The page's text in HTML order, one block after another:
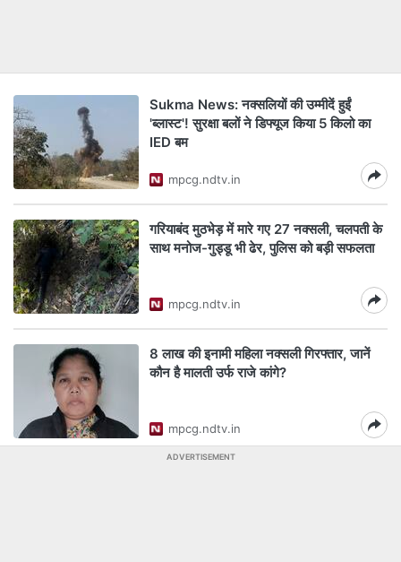
Sukma News: नक्सलियों की उम्मीदें हुईं
'ब्लास्ट'! सुरक्षा बलों ने डिफ्यूज किया 5 किलो का
IED बम
mpcg.ndtv.in
गरियाबंद मुठभेड़ में मारे गए 27 नक्सली, चलपती के
साथ मनोज-गुड्डू भी ढेर, पुलिस को बड़ी सफलता
mpcg.ndtv.in
8 लाख की इनामी महिला नक्सली गिरफ्तार, जानें
कौन है मालती उर्फ ​​राजे कांगे?
mpcg.ndtv.in
ADVERTISEMENT